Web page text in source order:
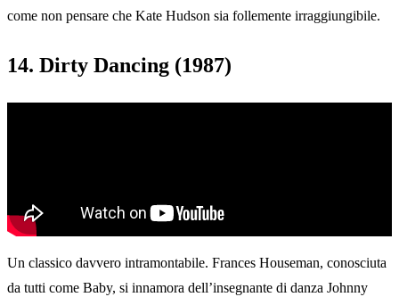
come non pensare che Kate Hudson sia follemente irraggiungibile.
14. Dirty Dancing (1987)
Un classico davvero intramontabile. Frances Houseman, conosciuta
da tutti come Baby, si innamora dell’insegnante di danza Johnny